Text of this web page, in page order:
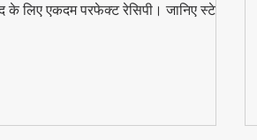
के लिए एकदम परफेक्ट रेसिपी। जानिए स्टेप